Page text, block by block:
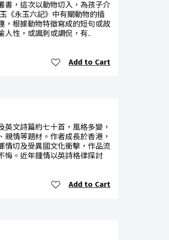
書，這次以動物切入，為孩子介
《永玉六記》中有關動物的插
，根據動物特徵寫成的短句或故
人性，或諷刺或調侃，有..
Add to Cart
英文詩篇約七十首，風格多變，
親情等題材。作者成長於香港，
情切及受異國文化衝擊，作品流
悔。近年鍾情以英詩格律探討
Add to Cart